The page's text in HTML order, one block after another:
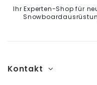
Ihr Experten-Shop für
Kontakt